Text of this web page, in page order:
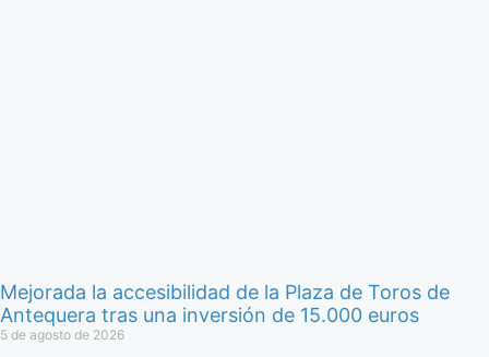
Mejorada la accesibilidad de la Plaza de Toros de
Antequera tras una inversión de 15.000 euros
5 de agosto de 2026